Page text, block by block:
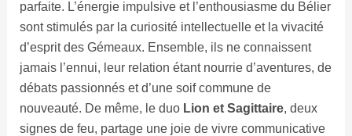
parfaite. L’énergie impulsive et l’enthousiasme du Bélier
sont stimulés par la curiosité intellectuelle et la vivacité
d’esprit des Gémeaux. Ensemble, ils ne connaissent
jamais l’ennui, leur relation étant nourrie d’aventures, de
débats passionnés et d’une soif commune de
nouveauté. De même, le duo Lion et Sagittaire, deux
signes de feu, partage une joie de vivre communicative